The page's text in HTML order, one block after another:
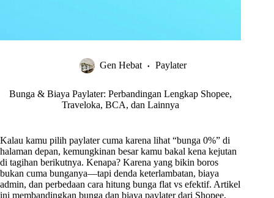
Gen Hebat Paylater
Bunga & Biaya Paylater: Perbandingan Lengkap Shopee,
Traveloka, BCA, dan Lainnya
Kalau kamu pilih paylater cuma karena lihat “bunga 0%” di
halaman depan, kemungkinan besar kamu bakal kena kejutan
di tagihan berikutnya. Kenapa? Karena yang bikin boros
bukan cuma bunganya—tapi denda keterlambatan, biaya
admin, dan perbedaan cara hitung bunga flat vs efektif. Artikel
ini membandingkan bunga dan biaya paylater dari Shopee,